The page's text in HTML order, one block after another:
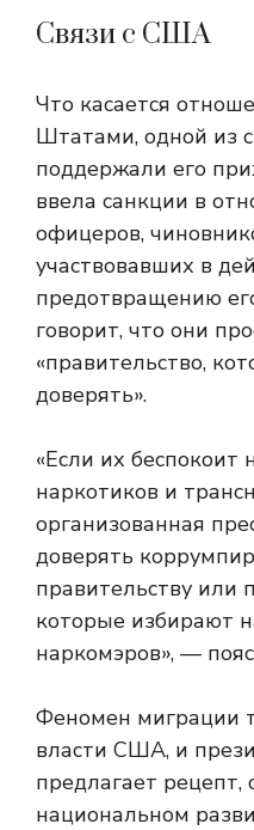
Связи с США
Что касается
Штатами, одной из
поддержали его
ввела санкции в
офицеров,
участвовавших в
предотвращению
говорит, что они
«правительство,
доверять».
«Если их беспокоит
наркотиков и
организованная
доверять
правительству или
которые избирают
наркомэров», —
Феномен миграции
власти США, и
предлагает рецепт,
национальном